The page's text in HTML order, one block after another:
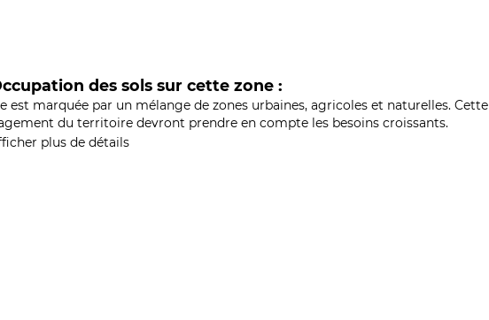
des sols sur cette zone :
est marquée par un mélange de zones urbaines, agricoles et naturelles. Cette
du territoire devront prendre en compte les besoins croissants.
plus de détails